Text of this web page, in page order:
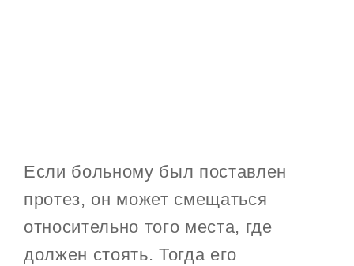
Если больному был поставлен
протез, он может смещаться
относительно того места, где
должен стоять. Тогда его